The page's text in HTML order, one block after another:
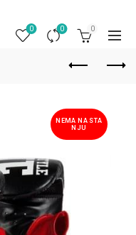
0 0 0
NEMA NA STA
NJU